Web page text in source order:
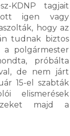
KDNP tagjait
igen vagy
hogy az
tudnak biztos
a polgármester
próbálta
de nem járt
15-el szabták
elismerések
majd a